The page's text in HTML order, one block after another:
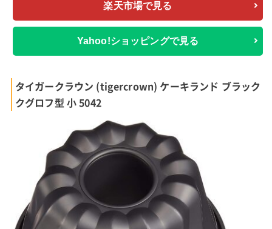
楽天市場で見る
Yahoo!ショッピングで見る
タイガークラウン (tigercrown) ケーキランド ブラック
クグロフ型 小 5042